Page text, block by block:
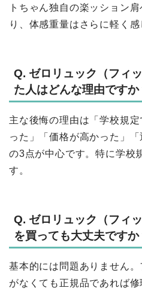
トちゃん独自の楽ッション
り、体感重量はさらに軽く感
Q. ゼロリュック（フィ
た人はどんな理由ですか
主な後悔の理由は「学校規
った」「価格が高かった」「
の3点が中心です。特に学校
す。
Q. ゼロリュック（フィ
を買っても大丈夫ですか
基本的には問題ありません
がなくても正規品であれば